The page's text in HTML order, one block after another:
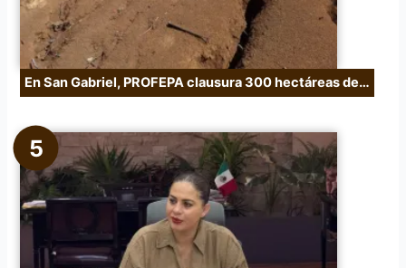
En San Gabriel, PROFEPA clausura 300 hectáreas de…